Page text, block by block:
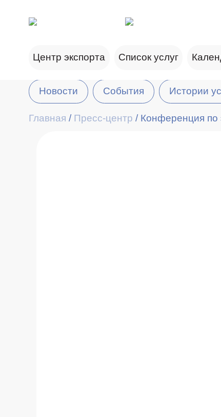
Центр экспорта Список услуг
Новости События Истории
Главная / Пресс-центр / Конференция по